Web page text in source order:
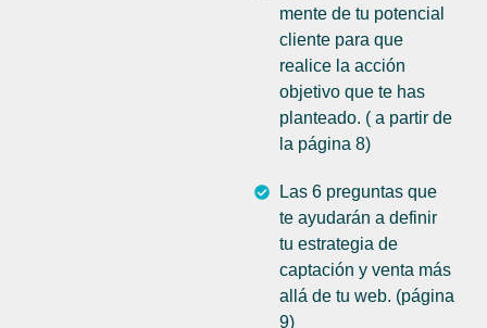
mente de tu potencial
cliente para que
realice la acción
objetivo que te has
planteado. ( a partir de
la página 8)
Las 6 preguntas que
te ayudarán a definir
tu estrategia de
captación y venta más
allá de tu web. (página
9)